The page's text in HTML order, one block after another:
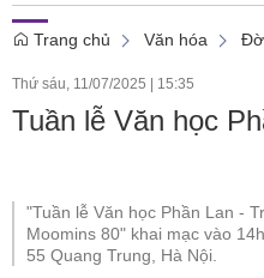
Trang chủ Văn hóa
Thứ sáu, 11/07/2025 15:35
Tuần lễ Văn học
"Tuần lễ Văn học Phần Lan -
Moomins 80" khai mạc vào
55 Quang Trung, Hà Nội.